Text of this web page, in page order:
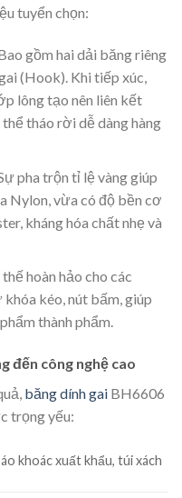
tuyển chọn:
gồm hai dải băng riêng
(Hook). Khi tiếp xúc,
lông tạo nên liên kết
tháo rời dễ dàng hàng
pha trộn tỉ lệ vàng giúp
Nylon, vừa có độ bền cơ
kháng hóa chất nhẹ và
hoàn hảo cho các
kéo, nút bấm, giúp
thành phẩm.
đến công nghệ cao
băng dính gai BH6606
trọng yếu:
khoác xuất khẩu, túi xách